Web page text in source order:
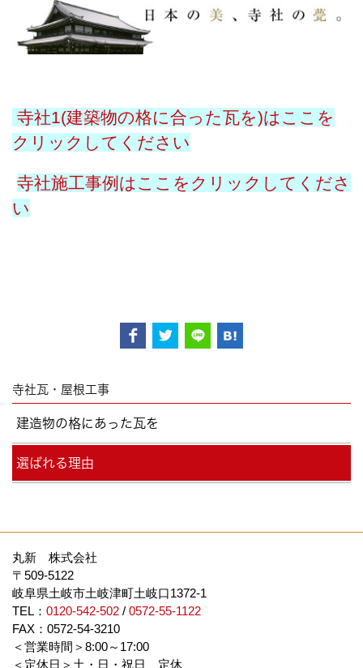
寺社1(建築物の格に合った瓦を)はここを
クリックしてください
寺社施工事例はここをクリックしてくださ
い
寺社瓦・屋根工事
建造物の格にあった瓦を
選ばれる理由
丸新 株式会社
〒509-5122
岐阜県土岐市土岐津町土岐口1372-1
TEL： 0120-542-502 / 0572-55-1122
FAX：0572-54-3210
＜営業時間＞8:00～17:00
＜定休日＞土・日・祝日 定休